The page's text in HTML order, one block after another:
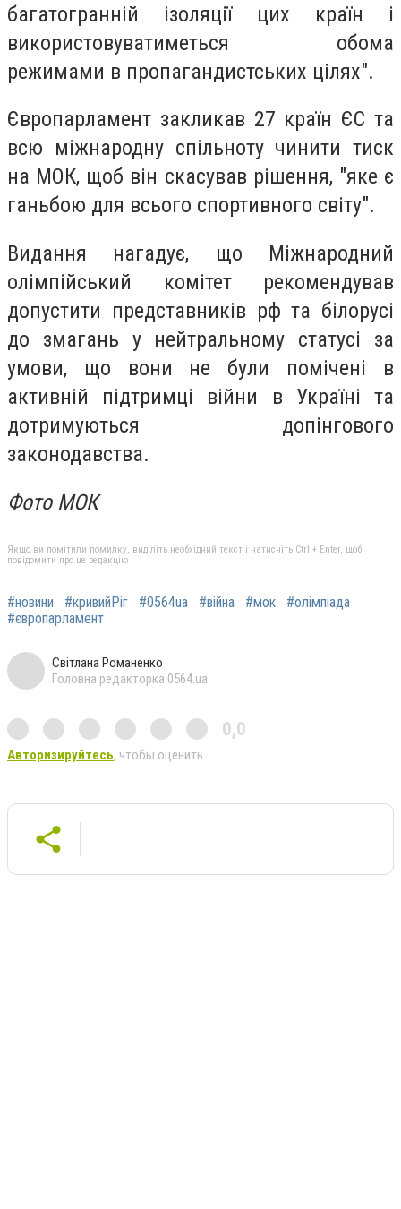
багатогранній ізоляції цих країн і
використовуватиметься обома
режимами в пропагандистських цілях".
Європарламент закликав 27 країн ЄС та
всю міжнародну спільноту чинити тиск
на МОК, щоб він скасував рішення, "яке є
ганьбою для всього спортивного світу".
Видання нагадує, що Міжнародний
олімпійський комітет рекомендував
допустити представників рф та білорусі
до змагань у нейтральному статусі за
умови, що вони не були помічені в
активній підтримці війни в Україні та
дотримуються допінгового
законодавства.
Фото МОК
Якщо ви помітили помилку, виділіть необхідний текст і натисніть Ctrl + Enter, щоб
повідомити про це редакцію
#новини #кривийРіг #0564ua #війна #мок
#олімпіада
#європарламент
Світлана Романенко
Головна редакторка 0564.ua
0,0
Авторизируйтесь, чтобы оценить